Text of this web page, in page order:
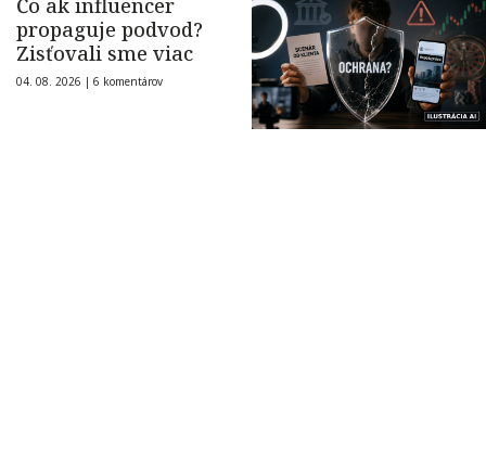
Čo ak influencer
propaguje podvod?
Zisťovali sme viac
04. 08. 2026 | 6 komentárov